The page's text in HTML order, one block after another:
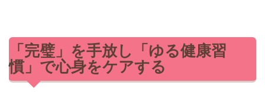
「完璧」を手放し「ゆる健康習
慣」で心身をケアする